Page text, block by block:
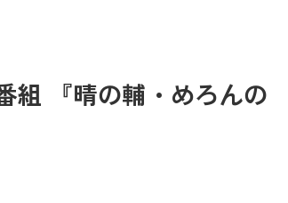
組 『晴の輔・めろんの